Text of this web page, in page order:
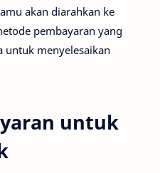
akan diarahkan ke
pembayaran yang
untuk menyelesaikan
untuk